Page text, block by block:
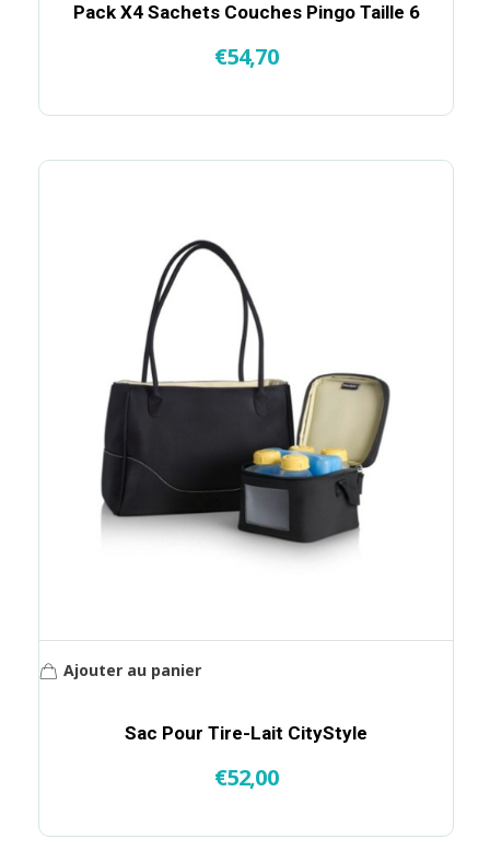
Pack X4 Sachets Couches Pingo Taille 6
€54,70
Sac Pour Tire-Lait CityStyle
€52,00
Ajouter au panier